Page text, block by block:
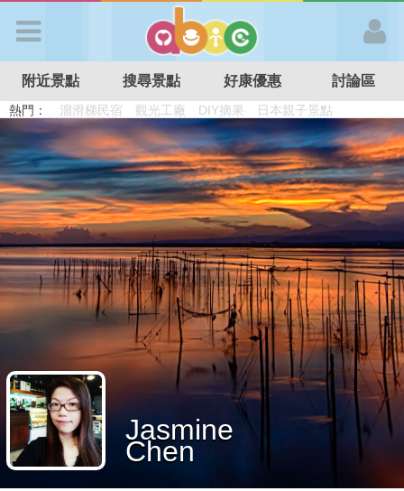
APP登入
首 頁
搜尋景點
好康優惠
最新消息
最新留言
商家合作
附近景點 搜尋景點 好康優惠 討論區
熱門： 溜滑梯民宿 觀光工廠 DIY摘果
日本親子景點
特色遊戲場
親子住房優惠 台北親子餐廳 溫泉泡湯SPA
Jasmine
Chen